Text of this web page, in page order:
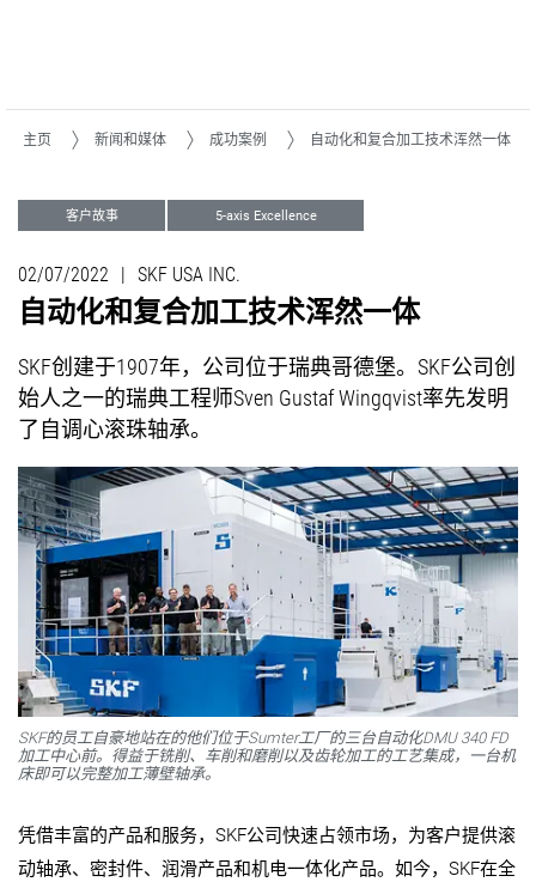
主页 新闻和媒体 成功案例 自动化和复合加工技术浑然一体
客户故事 5-axis Excellence
02/07/2022 | SKF USA INC.
自动化和复合加工技术浑然一体
SKF创建于1907年，公司位于瑞典哥德堡。SKF公司创
始人之一的瑞典工程师Sven Gustaf Wingqvist率先发明
了自调心滚珠轴承。
SKF的员工自豪地站在的他们位于Sumter工厂的三台自动化DMU 340 FD
加工中心前。得益于铣削、车削和磨削以及齿轮加工的工艺集成，一台机
床即可以完整加工薄壁轴承。
凭借丰富的产品和服务，SKF公司快速占领市场，为客户提供滚
动轴承、密封件、润滑产品和机电一体化产品。如今，SKF在全